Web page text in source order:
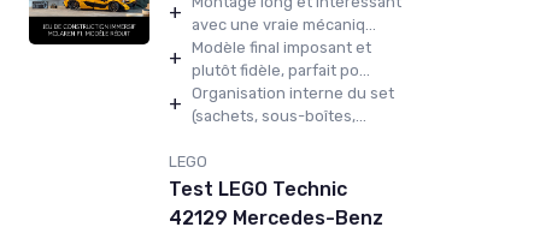
+
avec une vraie mécaniq...
+ Modèle final imposant et
plutôt fidèle, parfait po...
+ Organisation interne du set
(sachets, sous-boîtes,...
LEGO
Test LEGO Technic
42129 Mercedes-Benz